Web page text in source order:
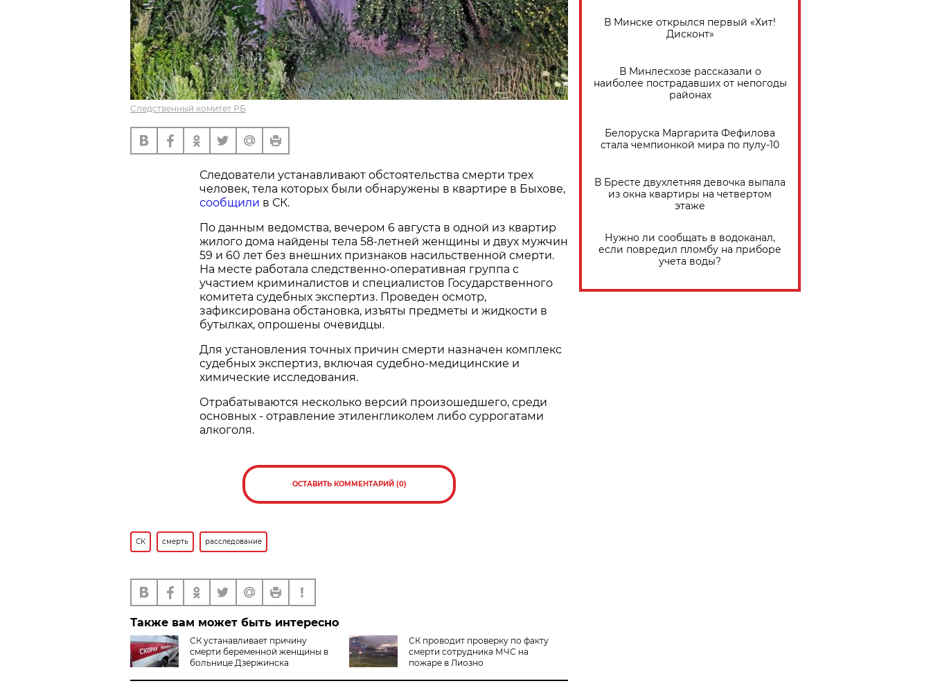
Следственный комитет РБ
Следователи устанавливают обстоятельства смерти трех
человек, тела которых были обнаружены в квартире в Быхове,
сообщили в СК.
По данным ведомства, вечером 6 августа в одной из квартир
жилого дома найдены тела 58-летней женщины и двух мужчин
59 и 60 лет без внешних признаков насильственной смерти.
На месте работала следственно-оперативная группа с
участием криминалистов и специалистов Государственного
комитета судебных экспертиз. Проведен осмотр,
зафиксирована обстановка, изъяты предметы и жидкости в
бутылках, опрошены очевидцы.
Для установления точных причин смерти назначен комплекс
судебных экспертиз, включая судебно-медицинские и
химические исследования.
Отрабатываются несколько версий произошедшего, среди
основных - отравление этиленгликолем либо суррогатами
алкоголя.
ОСТАВИТЬ КОММЕНТАРИЙ (0)
СК смерть расследование
Также вам может быть интересно
СК устанавливает причину
смерти беременной женщины в
больнице Дзержинска
СК проводит проверку по факту
смерти сотрудника МЧС на
пожаре в Лиозно
В Минске открылся первый «Хит!
Дисконт»
В Минлесхозе рассказали о
наиболее пострадавших от непогоды
районах
Белоруска Маргарита Фефилова
стала чемпионкой мира по пулу-10
В Бресте двухлетняя девочка выпала
из окна квартиры на четвертом
этаже
Нужно ли сообщать в водоканал,
если повредил пломбу на приборе
учета воды?